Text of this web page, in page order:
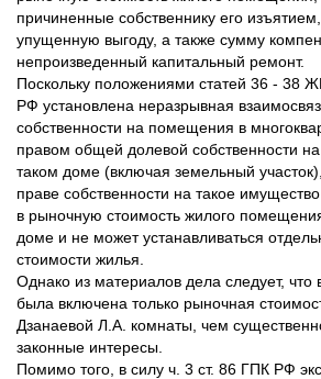
причиненные собственнику его
упущенную выгоду, а также сумму
непроизведенный капитальный ремонт.
Поскольку положениями статей 36 - 38
РФ установлена неразрывная
собственности на помещения в
правом общей долевой собственности
таком доме (включая земельный
праве собственности на такое
в рыночную стоимость жилого
доме и не может устанавливаться
стоимости жилья.
Однако из материалов дела следует, что
была включена только рыночная
Дзанаевой Л.А. комнаты, чем
законные интересы.
Помимо того, в силу ч. 3 ст. 86 ГПК РФ